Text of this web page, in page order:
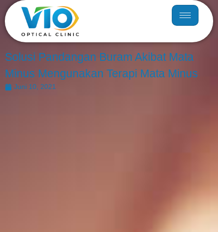
Solusi Pandangan Buram Akibat Mata
Minus Mengunakan Terapi Mata Minus
Juni 10, 2021